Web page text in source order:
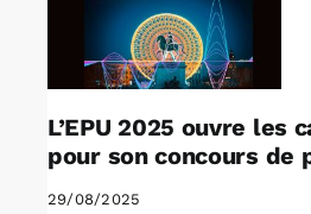
L’EPU 2025 ouvre les
pour son concours de
29/08/2025,